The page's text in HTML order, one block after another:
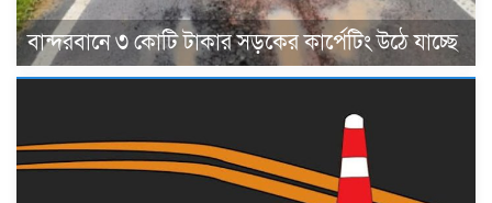
বান্দরবানে ৩ কোটি টাকার সড়কের কার্পেটিং উঠে যাচ্ছে